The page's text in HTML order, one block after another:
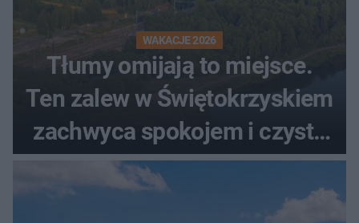
WAKACJE 2026
Tłumy omijają to miejsce.
Ten zalew w Świętokrzyskiem
zachwyca spokojem i czystą
wodą